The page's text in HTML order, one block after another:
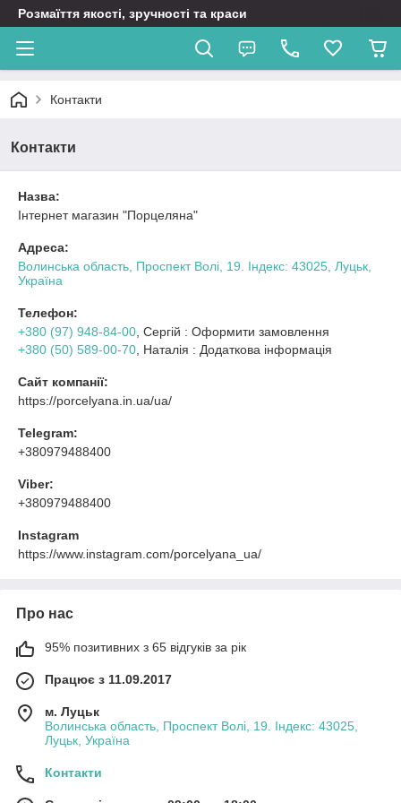
Розмаїття якості, зручності та краси
Контакти
Контакти
Назва:
Інтернет магазин "Порцеляна"
Адреса:
Волинська область, Проспект Волі, 19. Індекс: 43025, Луцьк,
Україна
Телефон:
+380 (97) 948-84-00 , Cергій : Оформити замовлення
+380 (50) 589-00-70 , Наталія : Додаткова інформація
Сайт компанії:
https://porcelyana.in.ua/ua/
Telegram:
+380979488400
Viber:
+380979488400
Instagram
https://www.instagram.com/porcelyana_ua/
Про нас
95% позитивних з 65 відгуків за рік
Працює з 11.09.2017
м. Луцьк
Волинська область, Проспект Волі, 19. Індекс: 43025,
Луцьк, Україна
Контакти